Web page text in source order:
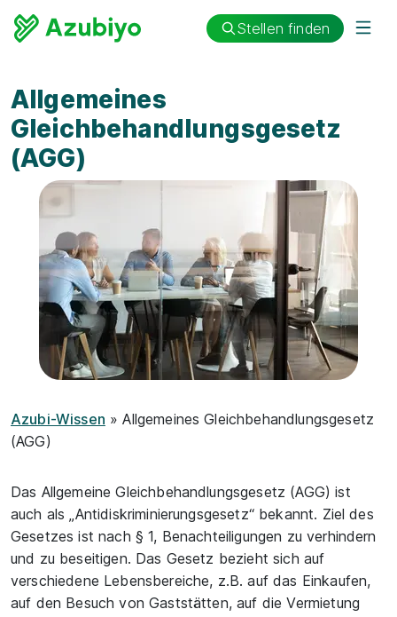
Stellen finden
Allgemeines
Gleichbehandlungsgesetz
(AGG)
Azubi-Wissen » Allgemeines Gleichbehandlungsgesetz
(AGG)
Das Allgemeine Gleichbehandlungsgesetz (AGG) ist
auch als „Antidiskriminierungsgesetz“ bekannt. Ziel des
Gesetzes ist nach § 1, Benachteiligungen zu verhindern
und zu beseitigen. Das Gesetz bezieht sich auf
verschiedene Lebensbereiche, z.B. auf das Einkaufen,
auf den Besuch von Gaststätten, auf die Vermietung